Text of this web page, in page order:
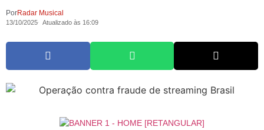
PorRadar Musical
13/10/2025 Atualizado às 16:09